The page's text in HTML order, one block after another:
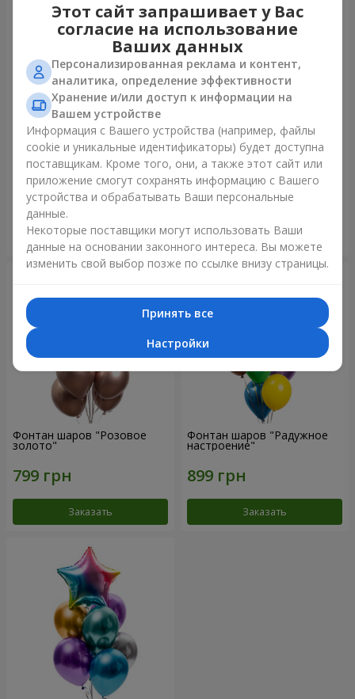
11 желтых смайлов и
красных сердец
Заказать
Фонтан шаров "Небо"
Заказать
Фонтан шаров "Розовое
золото"
Заказать
Фонтан шаров "Радужное
настроение"
Заказать
Этот сайт запрашивает у Вас
согласие на использование
Ваших данных
Персонализированная реклама и контент,
аналитика, определение эффективности
Хранение и/или доступ к информации на
Вашем устройстве
Информация с Вашего устройства (например, файлы
cookie и уникальные идентификаторы) будет доступна
поставщикам. Кроме того, они, а также этот сайт или
приложение смогут сохранять информацию с Вашего
устройства и обрабатывать Ваши персональные
данные.
Некоторые поставщики могут использовать Ваши
данные на основании законного интереса. Вы можете
изменить свой выбор позже по ссылке внизу страницы.
Принять все
Настройки